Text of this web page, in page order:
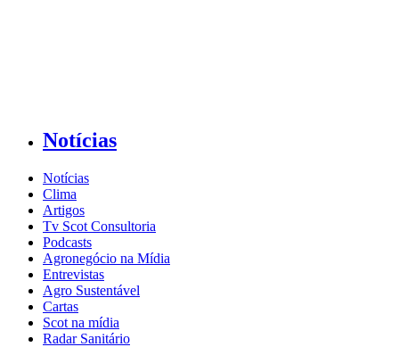
Notícias
Notícias
Clima
Artigos
Tv Scot Consultoria
Podcasts
Agronegócio na Mídia
Entrevistas
Agro Sustentável
Cartas
Scot na mídia
Radar Sanitário